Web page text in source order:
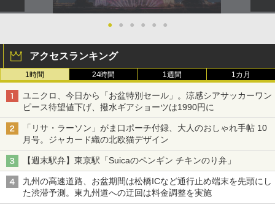
● ● ● ● ● ●
アクセスランキング
1時間 24時間 1週間 1カ月
ユニクロ、今日から「お盆特別セール」。涼感シアサッカーワン
ピース待望値下げ、撥水ギアショーツは1990円に
「リサ・ラーソン」がま口ポーチ付録、大人のおしゃれ手帖 10
月号。ジャカード織の北欧猫デザイン
【週末駅弁】東京駅「Suicaのペンギン チキンのり弁」
九州の高速道路、お盆期間は松橋ICなど通行止め端末を先頭にし
た渋滞予測。東九州道への迂回は料金調整を実施